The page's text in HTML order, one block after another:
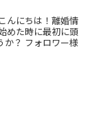
んにちは！離婚情
めた時に最初に頭
か？ フォロワー様